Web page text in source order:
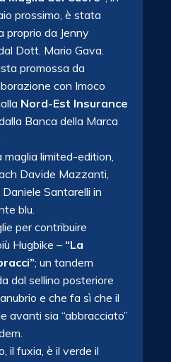
prossimo, è stata
proprio da Jenny
Dott. Mario Gava.
promossa da
con Imoco
Nord-Est Insurance
Banca della Marca
maglia limited-edition,
Davide Mazzanti,
Santarelli in
blu.
per contribuire
Hugbike – “La
; un tandem
dal sellino posteriore
e che fa sì che il
avanti sia “abbracciato”
il fuxia, è il verde il